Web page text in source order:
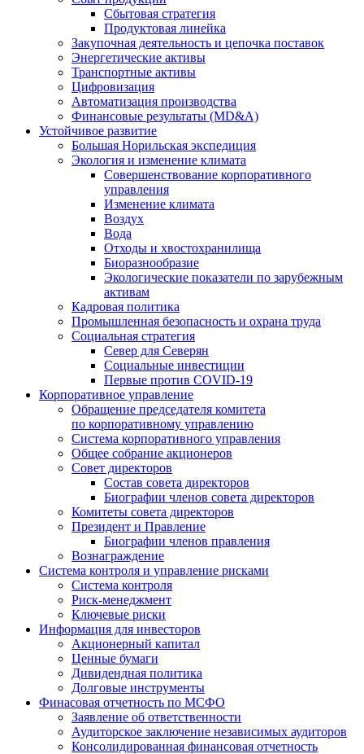
Сбытовая стратегия
Продуктовая линейка
Закупочная деятельность и цепочка поставок
Энергетические активы
Транспортные активы
Цифровизация
Автоматизация производства
Финансовые результаты (MD&A)
Устойчивое развитие
Большая Норильская экспедиция
Экология и изменение климата
Совершенствование корпоративного
управления
Изменение климата
Воздух
Вода
Отходы и хвостохранилища
Биоразнообразие
Экологические показатели по зарубежным
активам
Кадровая политика
Промышленная безопасность и охрана труда
Социальная стратегия
Север для Северян
Социальные инвестиции
Первые против COVID‑19
Корпоративное управление
Обращение председателя комитета
по корпоративному управлению
Система корпоративного управления
Общее собрание акционеров
Совет директоров
Состав совета директоров
Биографии членов совета директоров
Комитеты совета директоров
Президент и Правление
Биографии членов правления
Вознаграждение
Система контроля и управление рисками
Система контроля
Риск-менеджмент
Ключевые риски
Информация для инвесторов
Акционерный капитал
Ценные бумаги
Дивидендная политика
Долговые инструменты
Финасовая отчетность по МСФО
Заявление об ответственности
Аудиторское заключение независимых аудиторов
Консолидированная финансовая отчетность